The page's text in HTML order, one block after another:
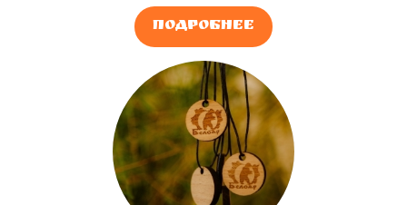
Подробнее